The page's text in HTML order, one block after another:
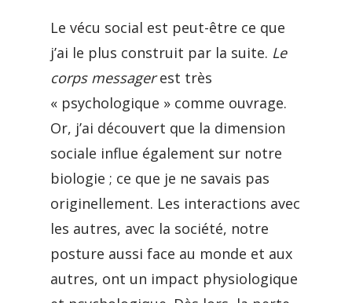
Le vécu social est peut-être ce que
j’ai le plus construit par la suite. Le
corps messagerest très
« psychologique » comme ouvrage.
Or, j’ai découvert que la dimension
sociale influe également sur notre
biologie ; ce que je ne savais pas
originellement. Les interactions avec
les autres, avec la société, notre
posture aussi face au monde et aux
autres, ont un impact physiologique